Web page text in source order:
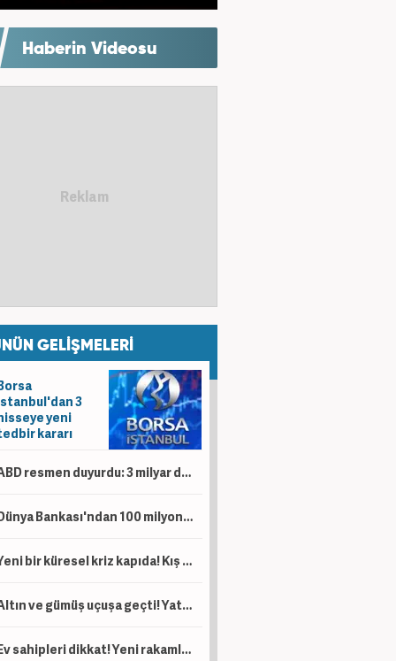
Haberin Videosu
GELİŞMELERİ
3
yeni
kararı
ABD resmen duyurdu: 3 milyar dolar yatırım yapacaklar!
Dünya Bankası'ndan 100 milyon dolarlık hibe! Artık eskisi gibi olmayacak
Yeni bir küresel kriz kapıda! Kış sezonunda patlama yapabilir...
Altın ve gümüş uçuşa geçti! Yatırımcılar dikkat
Ev sahipleri dikkat! Yeni rakamlar açıklandı...